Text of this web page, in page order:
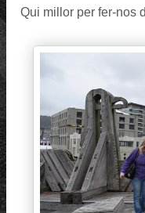
Qui millor per fer-nos